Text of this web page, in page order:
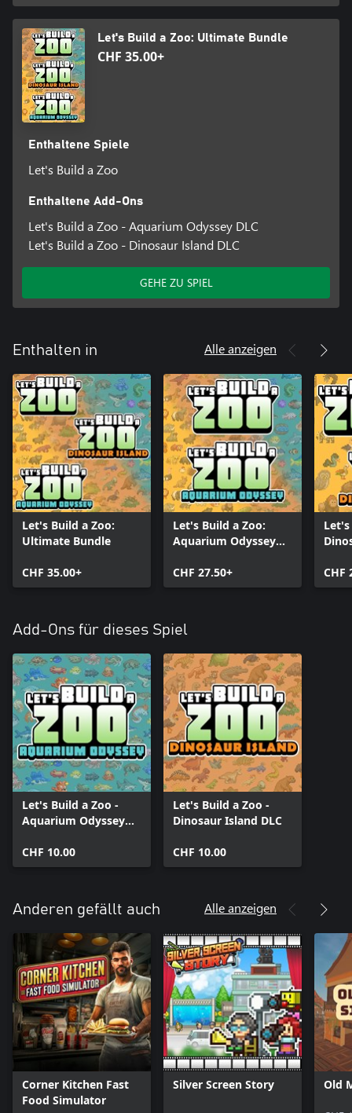
Let's Build a Zoo: Ultimate Bundle
CHF 35.00+
Enthaltene Spiele
Let's Build a Zoo
Enthaltene Add-Ons
Let's Build a Zoo - Aquarium Odyssey DLC
Let's Build a Zoo - Dinosaur Island DLC
GEHE ZU SPIEL
Enthalten in Alle anzeigen
Let's Build a Zoo:
Ultimate Bundle
CHF 35.00+
Let's Build a Zoo:
Aquarium Odyssey
CHF 27.50+
CHF
Add-Ons für dieses Spiel
Let's Build a Zoo -
Aquarium Odyssey
CHF 10.00
Let's Build a Zoo -
Dinosaur Island DLC
CHF 10.00
Anderen gefällt auch Alle anzeigen
Corner Kitchen Fast
Food Simulator
Silver Screen Story Old